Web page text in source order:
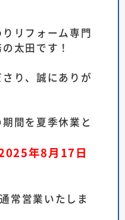
リフォーム専門
太田です！
り、誠にありが
間を夏季休業と
年8月17日
常営業いたしま